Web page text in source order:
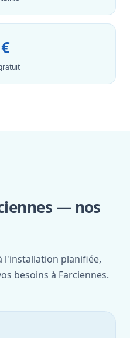
— nos
l'installation planifiée,
besoins à Farciennes.